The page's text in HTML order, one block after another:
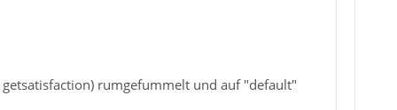
rumgefummelt und auf "default"